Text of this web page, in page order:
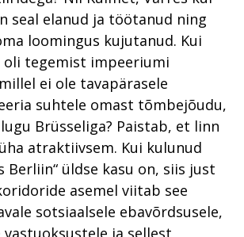
seal elanud ja töötanud ning
loomingus kujutanud. Kui
oli tegemist impeeriumi
ei ole tavapärasele
suhtele omast tõmbejõudu,
Brüsseliga? Paistab, et linn
atraktiivsem. Kui kulunud
Berliin“ üldse kasu on, siis just
asemel viitab see
sotsiaalsele ebavõrdsusele,
ja sellest